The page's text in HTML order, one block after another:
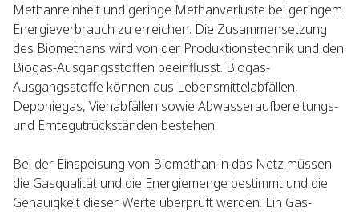
Methanreinheit und geringe Methanverluste bei geringem
Energieverbrauch zu erreichen. Die Zusammensetzung
des Biomethans wird von der Produktionstechnik und den
Biogas-Ausgangsstoffen beeinflusst. Biogas-
Ausgangsstoffe können aus Lebensmittelabfällen,
Deponiegas, Viehabfällen sowie Abwasseraufbereitungs-
und Erntegutrückständen bestehen.
Bei der Einspeisung von Biomethan in das Netz müssen
die Gasqualität und die Energiemenge bestimmt und die
Genauigkeit dieser Werte überprüft werden. Ein Gas-